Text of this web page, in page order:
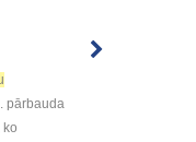
pārbauda
, ko